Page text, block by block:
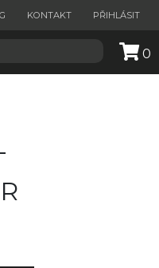
KONTAKT PŘIHLÁSIT
0